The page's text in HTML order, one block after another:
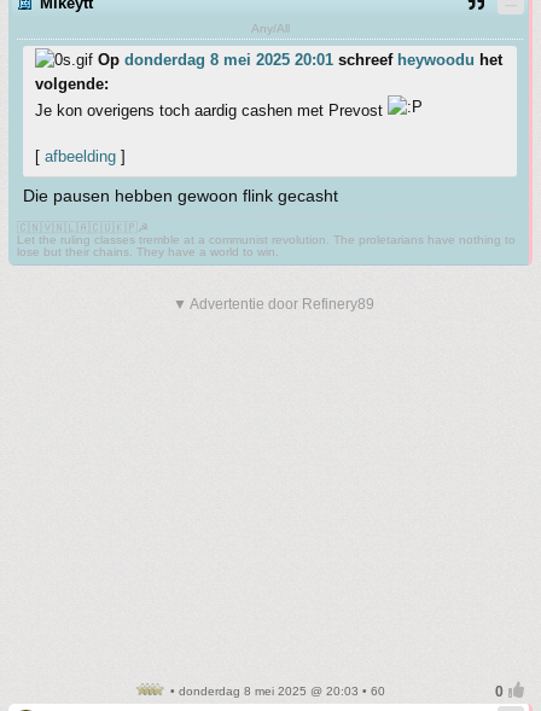
Any/All
Op donderdag 8 mei 2025 20:01 schreef heywoodu het
volgende:
Je kon overigens toch aardig cashen met Prevost
[ afbeelding ]
Die pausen hebben gewoon flink gecasht
🇨🇳🇻🇳🇱🇦🇨🇺🇰🇵☭
Let the ruling classes tremble at a communist revolution. The proletarians have nothing to
lose but their chains. They have a world to win.
▼ Advertentie door Refinery89
• donderdag 8 mei 2025 @ 20:03 • 60